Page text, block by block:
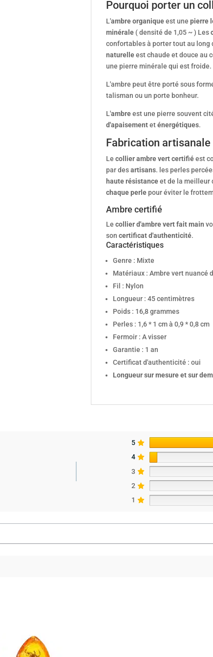
Pourquoi porter un
L'ambre organiqueest une pierre
minérale( densité de 1,05 ~ ) Les
confortables à porter tout au long
naturelleest chaude et douce au
une pierre minérale qui est froide.
L'ambre peut être porté sous
talisman ou un porte bonheur.
L'ambreest une pierre souvent
d'apaisementeténergétiques.
Fabrication artisanale
Le collier ambre vert certifiéest
par desartisans. les perles
haute résistanceet de la meilleur
chaque perlepour éviter le
Ambre certifié
Le collier d'ambre vert fait main
son certificat d'authenticité.
Caractéristiques
Genre : Mixte
Matériaux : Ambre vert nuancé
Fil : Nylon
Longueur : 45 centimètres
Poids : 16,8 grammes
Perles : 1,6 * 1 cm à 0,9 * 0,8 cm
Fermoir : A visser
Garantie : 1 an
Certificat d'authenticité : oui
Longueur sur mesure et sur
5
4
3
2
1